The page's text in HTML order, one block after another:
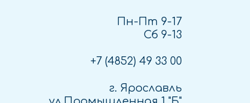
Пн-Пт 9-17
Сб 9-13
+7 (4852) 49 33 00
г. Ярославль